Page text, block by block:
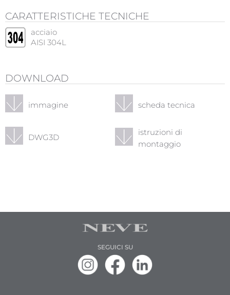
CARATTERISTICHE TECNICHE
acciaio
AISI 304L
DOWNLOAD
immagine scheda tecnica
DWG3D
istruzioni di
montaggio
SEGUICI SU